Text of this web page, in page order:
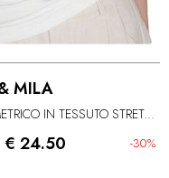
MILA
TOP ASIMMETRICO IN TESSUTO STRETCH
-30%
€ 24.50